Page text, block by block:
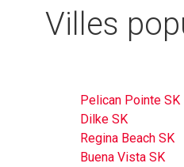
Villes
Pelican Pointe SK
Dilke SK
Regina Beach SK
Buena Vista SK